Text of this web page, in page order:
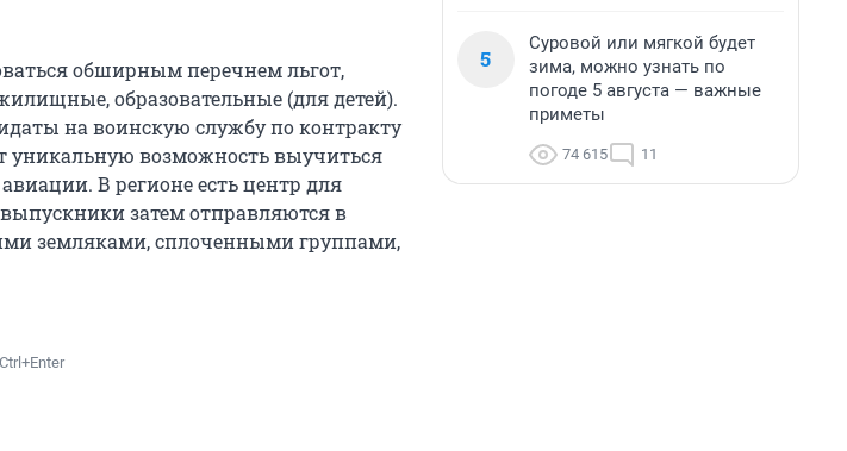
обширным перечнем льгот,
образовательные (для детей).
на воинскую службу по контракту
уникальную возможность выучиться
В регионе есть центр для
затем отправляются в
земляками, сплоченными группами,
5
Суровой или мягкой будет
зима, можно узнать по
погоде 5 августа — важные
приметы
74 615 11